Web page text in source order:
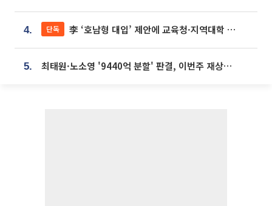
4. 단독 李 ‘호남형 대입’ 제안에 교육청·지역대학 서·논술형 입시 연계 '착수'
5. 최태원·노소영 '9440억 분할' 판결, 이번주 재상고 여부 주목